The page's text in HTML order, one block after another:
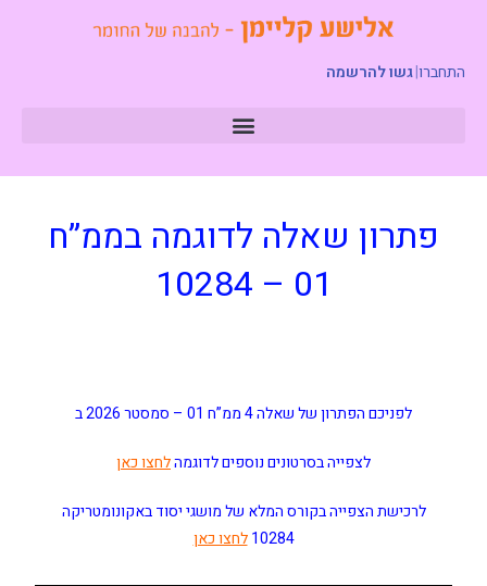
התחברו|גשו להרשמה
פתרון שאלה לדוגמה בממ”ח
01 – 10284
לפניכם הפתרון של שאלה 4 ממ”ח 01 – סמסטר 2026 ב
לצפייה בסרטונים נוספים לדוגמהלחצו כאן
לרכישת הצפייה בקורס המלא של מושגי יסוד באקונומטריקה
10284 לחצו כאן